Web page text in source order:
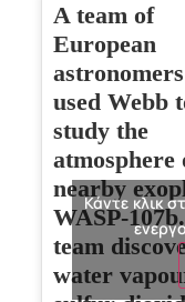
A team of
European
used Webb
study the
atmosphere
nearby
WASP-
team
water
Κάντε κλικ